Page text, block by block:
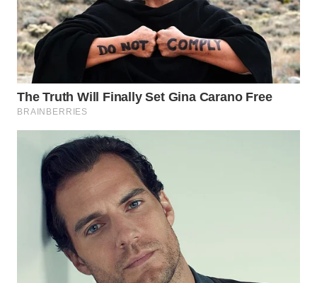
SIMALUNGUN
LABUHANBATU
WN
TAPANULI
WN DELI
SERDANG
WN
TEBING
TINGGI